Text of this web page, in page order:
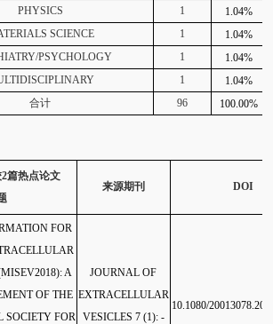
PHYSICS 1
1.04%
SCIENCE 1
1.04%
PSYCHOLOGY 1
1.04%
1
1.04%
合计 96 100.00%
篇热点论文
来源期刊 DOI
FOR
A
OF THE
SOCIETY FOR
JOURNAL OF
EXTRACELLULAR
VESICLES 7 (1): -
10.1080/